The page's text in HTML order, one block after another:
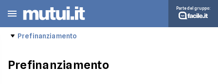
Parte del gruppo:
Prefinanziamento
Prefinanziamento